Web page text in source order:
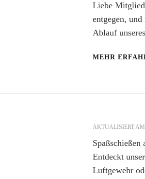
Liebe
entgegen,
Ablauf
MEHR
AKTUALISIERT AM
Entdeckt
Luftgewehr